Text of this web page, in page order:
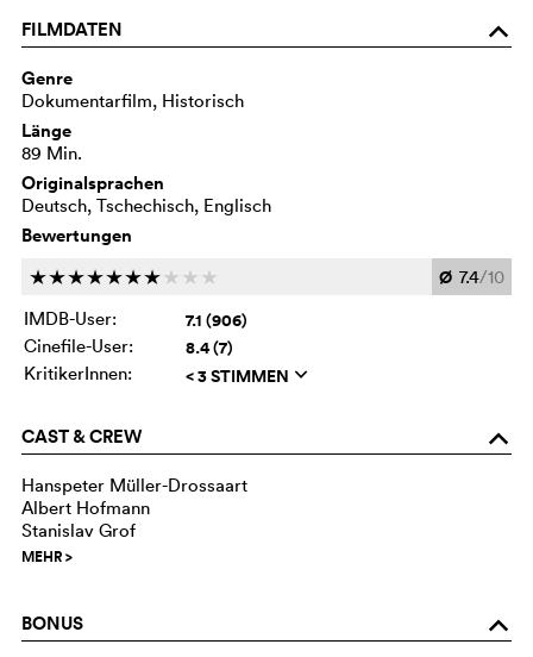
FILMDATEN o
Genre
Dokumentarfilm, Historisch
Länge
89 Min.
Originalsprachen
Deutsch, Tschechisch, Englisch
Bewertungen
ccccccc c c c Ø 7.4/10
IMDB-User:
7.1 (906)
Cinefile-User: 8.4 (7)
KritikerInnen: < 3 STIMMEN q
CAST & CREW o
Hanspeter Müller-Drossaart
Albert Hofmann
Stanislav Grof
MEHR>
BONUS o